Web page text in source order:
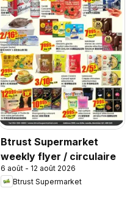
Btrust Supermarket
weekly flyer / circulaire
6 août - 12 août 2026
Btrust Supermarket